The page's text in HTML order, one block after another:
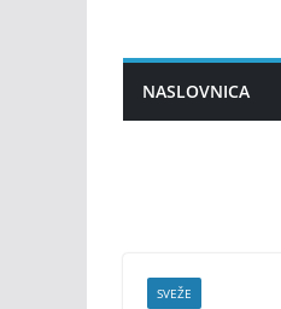
contentNASLOVNICA
SVEŽE